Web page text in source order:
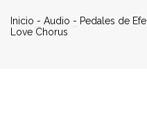
Inicio - Audio - Pedales de
Love Chorus